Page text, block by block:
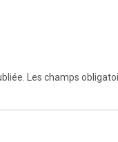
Les champs